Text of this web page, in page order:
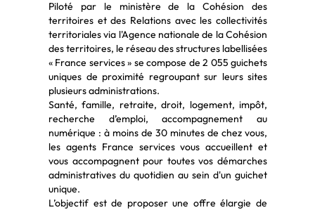
Piloté par le ministère de la Cohésion des
territoires et des Relations avec les collectivités
territoriales via l'Agence nationale de la Cohésion
des territoires, le réseau des structures labellisées
« France services » se compose de 2 055 guichets
uniques de proximité regroupant sur leurs sites
plusieurs administrations.
Santé, famille, retraite, droit, logement, impôt,
recherche d’emploi, accompagnement au
numérique : à moins de 30 minutes de chez vous,
les agents France services vous accueillent et
vous accompagnent pour toutes vos démarches
administratives du quotidien au sein d'un guichet
unique.
L’objectif est de proposer une offre élargie de